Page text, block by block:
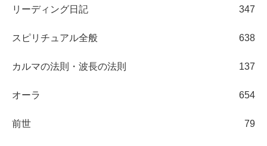
リーディング日記 347
スピリチュアル全般 638
カルマの法則・波長の法則 137
オーラ 654
前世 79